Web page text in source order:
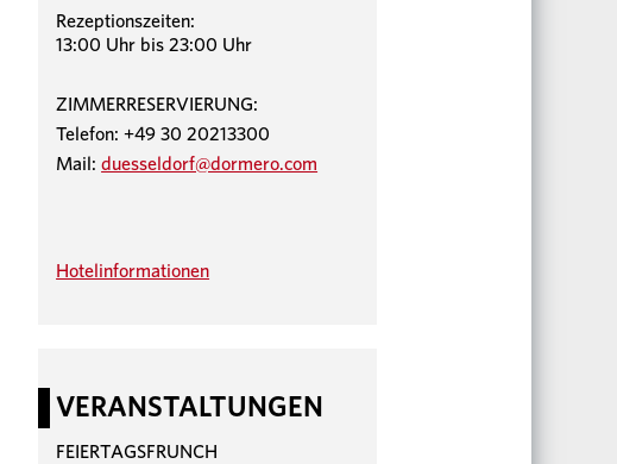
Rezeptionszeiten:
13:00 Uhr bis 23:00 Uhr
ZIMMERRESERVIERUNG:
Telefon: +49 30 20213300
Mail:duesseldorf@dormero.com
Hotelinformationen
VERANSTALTUNGEN
FEIERTAGSFRUNCH